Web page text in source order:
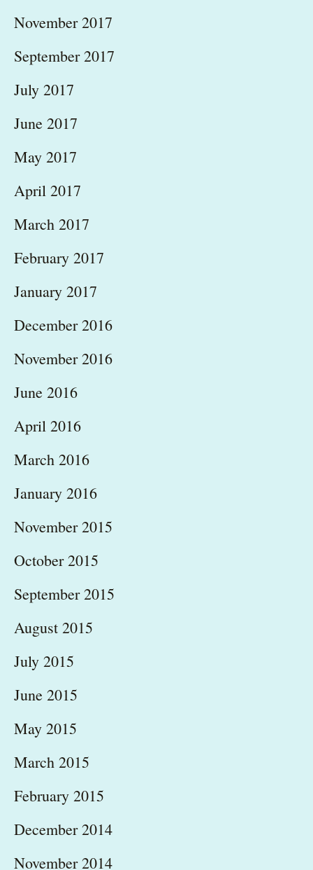
November 2017
September 2017
July 2017
June 2017
May 2017
April 2017
March 2017
February 2017
January 2017
December 2016
November 2016
June 2016
April 2016
March 2016
January 2016
November 2015
October 2015
September 2015
August 2015
July 2015
June 2015
May 2015
March 2015
February 2015
December 2014
November 2014